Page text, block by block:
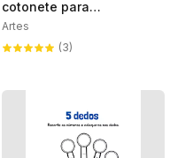
cotonete para
desenvolver a
coordenação motora fina
Artes
(3)